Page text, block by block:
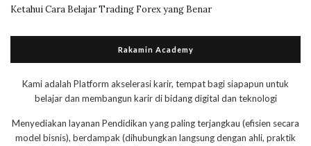
Ketahui Cara Belajar Trading Forex yang Benar
Rakamin Academy
Kami adalah Platform akselerasi karir, tempat bagi siapapun untuk
belajar dan membangun karir di bidang digital dan teknologi
Menyediakan layanan Pendidikan yang paling terjangkau (efisien secara
model bisnis), berdampak (dihubungkan langsung dengan ahli, praktik